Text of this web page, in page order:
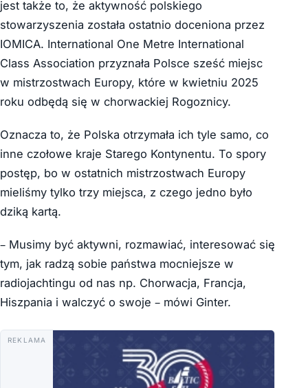
jest także to, że aktywność polskiego
stowarzyszenia została ostatnio doceniona przez
IOMICA. International One Metre International
Class Association przyznała Polsce sześć miejsc
w mistrzostwach Europy, które w kwietniu 2025
roku odbędą się w chorwackiej Rogoznicy.
Oznacza to, że Polska otrzymała ich tyle samo, co
inne czołowe kraje Starego Kontynentu. To spory
postęp, bo w ostatnich mistrzostwach Europy
mieliśmy tylko trzy miejsca, z czego jedno było
dziką kartą.
– Musimy być aktywni, rozmawiać, interesować się
tym, jak radzą sobie państwa mocniejsze w
radiojachtingu od nas np. Chorwacja, Francja,
Hiszpania i walczyć o swoje – mówi Ginter.
REKLAMA